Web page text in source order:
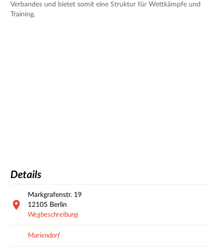
Verbandes und bietet somit eine Struktur für Wettkämpfe und
Training.
Details
Markgrafenstr. 19
12105 Berlin
Wegbeschreibung
Mariendorf